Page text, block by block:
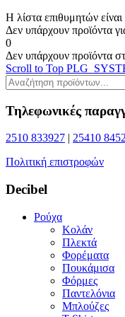
Η λίστα επιθυμητών είναι
Δεν υπάρχουν προϊόντα
0
Δεν υπάρχουν προϊόντα
Scroll to Top
Τηλεφωνικές
2510 833927 | 25410
Πολιτική επιστροφών
Decibel
Ρούχα
Κολάν
Πλεκτά
Φορέματα
Πουκάμισα
Φόρμες
Παντελόνια
Μπλούζες